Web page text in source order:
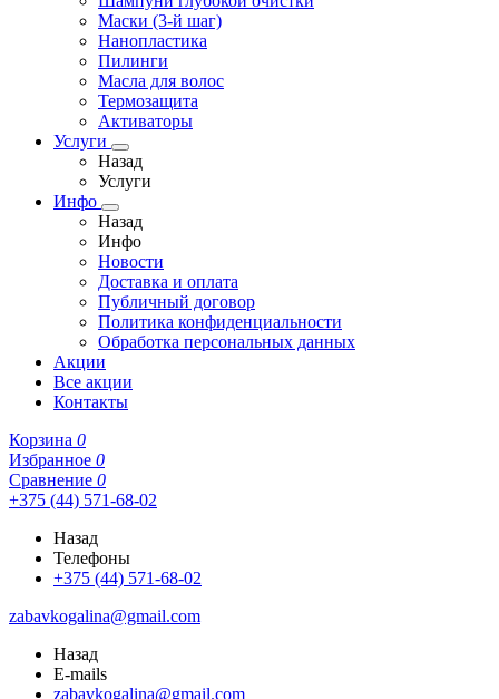
Маски (3-й шаг)
Нанопластика
Пилинги
Масла для волос
Термозащита
Активаторы
Услуги
Назад
Услуги
Инфо
Назад
Инфо
Новости
Доставка и оплата
Публичный договор
Политика конфиденциальности
Обработка персональных данных
Акции
Все акции
Контакты
Корзина 0
Избранное 0
Сравнение 0
+375 (44) 571-68-02
Назад
Телефоны
+375 (44) 571-68-02
zabavkogalina@gmail.com
Назад
E-mails
zabavkogalina@gmail.com